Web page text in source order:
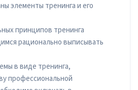
элементы тренинга и его
принципов тренинга
рационально выписывать
в виде тренинга,
профессиональной